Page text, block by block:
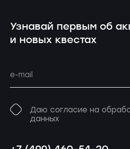
Узнавай первым об
и новых квестах
Даю согласие на
данных